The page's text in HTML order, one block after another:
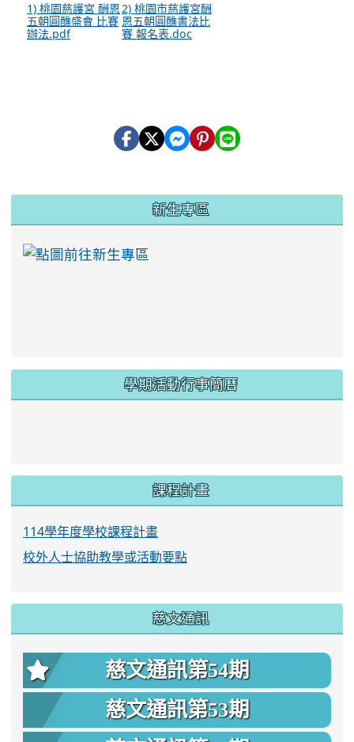
1) 桃園慈護宮 酬恩
五朝圓醮盛會 比賽
辦法.pdf
2) 桃園市慈護宮酬
恩五朝圓醮書法比
賽 報名表.doc
新生專區
學期活動行事簡曆
課程計畫
114學年度學校課程計畫
校外人士協助教學或活動要點
慈文通訊
慈文通訊第54期
慈文通訊第53期